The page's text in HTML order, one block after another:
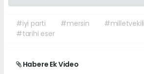
#iyi parti #mersin #milletvekili
#tarihi eser
Habere Ek Video